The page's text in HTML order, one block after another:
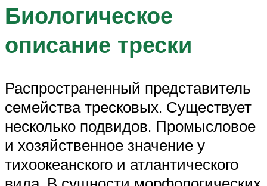
Биологическое
описание трески
Распространенный представитель
семейства тресковых. Существует
несколько подвидов. Промысловое
и хозяйственное значение у
тихоокеанского и атлантического